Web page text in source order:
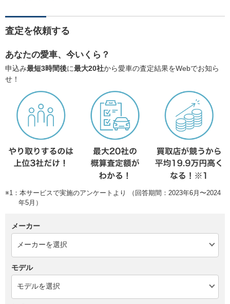
査定を依頼する
あなたの愛車、今いくら？
申込み最短3時間後に最大20社から愛車の査定結果をWebでお知ら
せ！
※1：本サービスで実施のアンケートより （回答期間：2023年6月〜2024
年5月）
メーカー
モデル